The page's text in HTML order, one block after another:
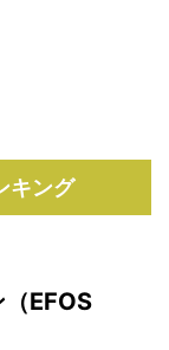
キング
EFOS